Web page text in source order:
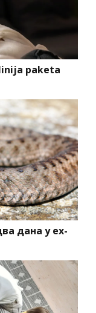
paketa
дана у ex-